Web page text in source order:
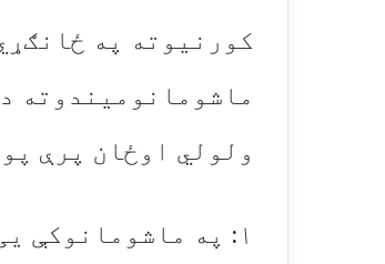
کورنیوته په
ماشومانومیندوته
ولولي اوځان پرې
۱: په ماشومانوکې